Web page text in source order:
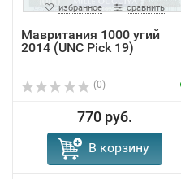
избранное сравнить
Мавритания 1000 угий
2014 (UNC Pick 19)
(0)
770 руб.
В корзину